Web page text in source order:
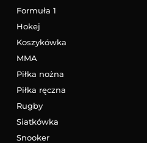
Formuła 1
Hokej
Koszykówka
MMA
Piłka nożna
Piłka ręczna
Rugby
Siatkówka
Snooker